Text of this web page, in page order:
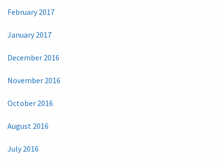
February 2017
January 2017
December 2016
November 2016
October 2016
August 2016
July 2016